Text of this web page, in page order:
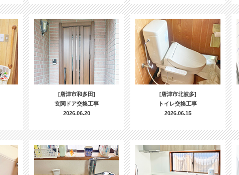
[唐津市和多田]
玄関ドア交換工事
2026.06.20
[唐津市北波多]
トイレ交換工事
2026.06.15